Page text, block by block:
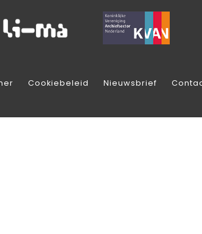
Cookiebeleid Nieuwsbrief